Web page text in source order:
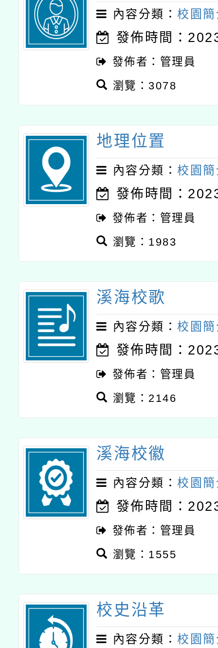
內容分類：校園
發佈時間：
發佈者：管理員
瀏覽：3078
地理位置
內容分類：校園
發佈時間：
發佈者：管理員
瀏覽：1983
溪海校歌
內容分類：校園
發佈時間：
發佈者：管理員
瀏覽：2146
溪海校徽
內容分類：校園
發佈時間：
發佈者：管理員
瀏覽：1555
校史沿革
內容分類：校園